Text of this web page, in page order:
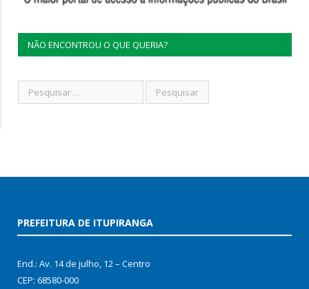
NÃO ENCONTROU O QUE QUERIA?
PREFEITURA DE ITUPIRANGA
End.: Av. 14 de julho, 12 – Centro
CEP: 68580-000